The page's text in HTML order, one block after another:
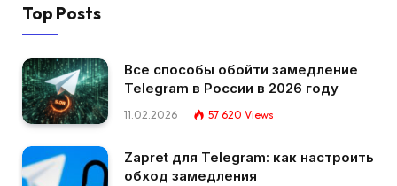
Top Posts
Все способы обойти замедление
Telegram в России в 2026 году
11.02.2026 57 620 Views
Zapret для Telegram: как настроить
обход замедления